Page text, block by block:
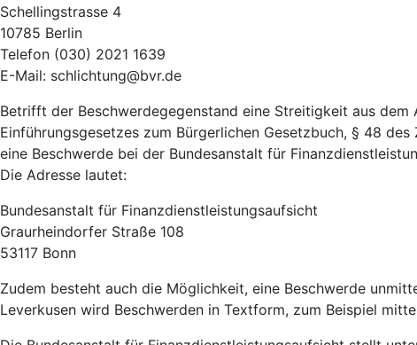
Schellingstrasse 4
10785 Berlin
Telefon (030) 2021 1639
E-Mail: schlichtung@bvr.de
Betrifft der Beschwerdegegenstand eine Streitigkeit aus
Einführungsgesetzes zum Bürgerlichen Gesetzbuch, § 48
eine Beschwerde bei der Bundesanstalt für
Die Adresse lautet:
Bundesanstalt für Finanzdienstleistungsaufsicht
Graurheindorfer Straße 108
53117 Bonn
Zudem besteht auch die Möglichkeit, eine Beschwerde
Leverkusen wird Beschwerden in Textform, zum Beispiel